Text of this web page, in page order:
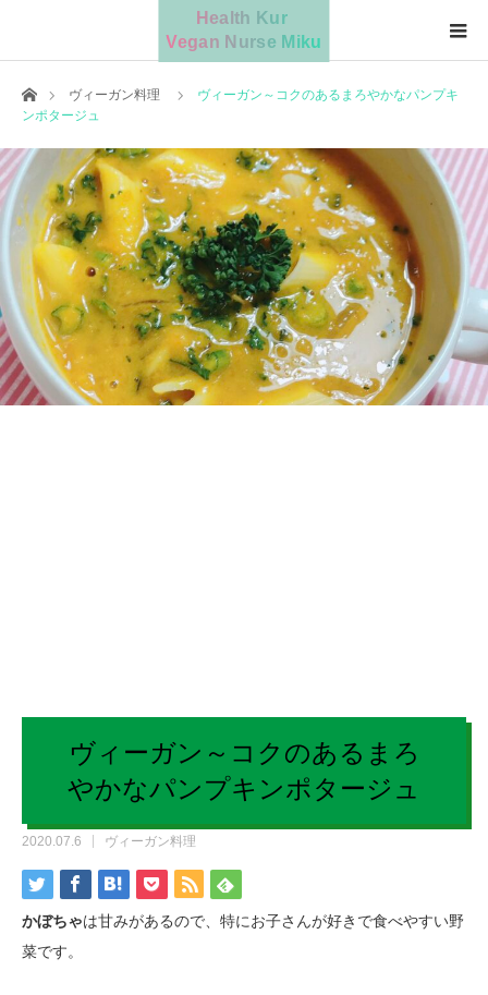
Homeヴィーガン料理
ヴィーガン～コクのあるまろやかなパンプキ
ンポタージュ
ヴィーガン～コクのあるまろ
やかなパンプキンポタージュ
2020.07.6 ヴィーガン料理
かぼちゃは甘みがあるので、特にお子さんが好きで食べやすい野
菜です。